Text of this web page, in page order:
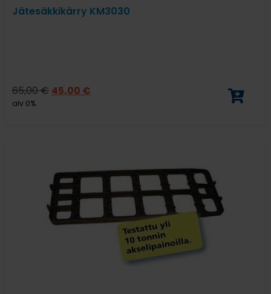
Jätesäkkikärry KM3030
65,00€ 45,00 €
alv 0%